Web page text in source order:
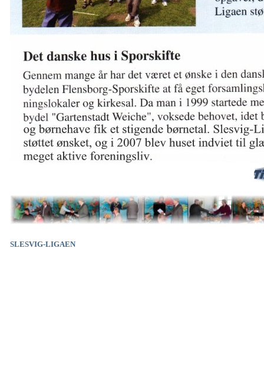
SLESVIG-LIGAEN